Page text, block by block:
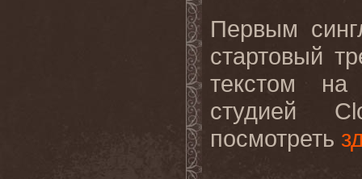
Первым
стартовый
текстом
студией
посмотреть